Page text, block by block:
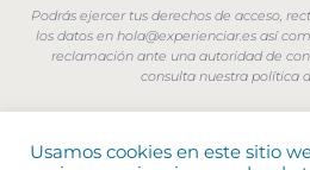
Podrás ejercer tus derechos de acceso,
los datos en hola@experienciar.es así
reclamación ante una autoridad de
consulta nuestra política
Usamos cookies en este sitio